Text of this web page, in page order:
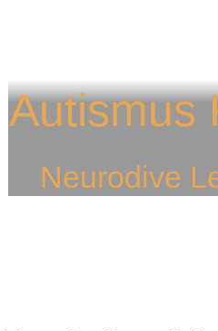
Autismus
Neurodive